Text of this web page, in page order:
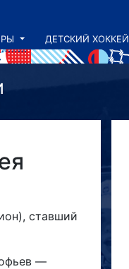
ДЕТСКИЙ ХОККЕЙ
ставший
—